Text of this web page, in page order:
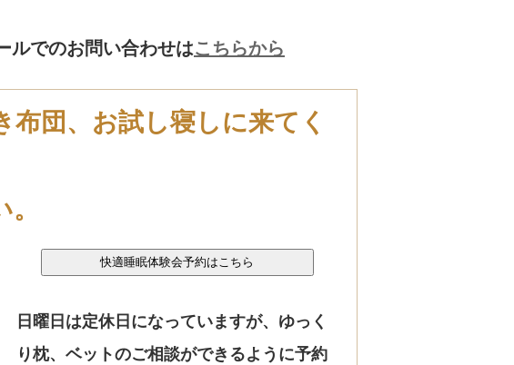
ルでのお問い合わせはこちらから
団、お試し寝しに来てく
日曜日は定休日になっていますが、ゆっく
り枕、ベットのご相談ができるように予約